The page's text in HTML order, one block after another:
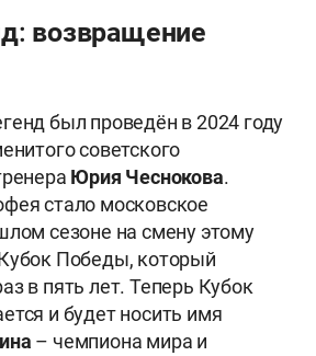
возвращение
был проведён в 2024 году
советского
Юрия Чеснокова.
стало московское
сезоне на смену этому
Победы, который
в пять лет. Теперь Кубок
и будет носить имя
– чемпиона мира и